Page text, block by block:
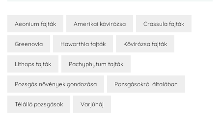
Aeonium fajták Amerikai kövirózsa Crassula fajták
Greenovia Haworthia fajták Kövirózsa fajták
Lithops fajták Pachyphytum fajták
Pozsgás növények gondozása Pozsgásokról általában
Télálló pozsgások Varjúháj